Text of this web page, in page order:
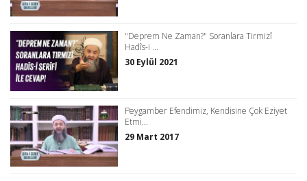
"Deprem Ne Zaman?" Soranlara Tirmizî
Hadîs-i ...
30 Eylül 2021
Peygamber Efendimiz, Kendisine Çok Eziyet
Etmi...
29 Mart 2017